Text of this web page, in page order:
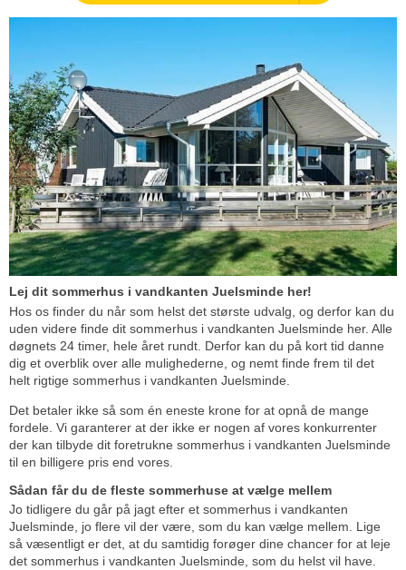
Lej dit sommerhus i vandkanten Juelsminde her!
Hos os finder du når som helst det største udvalg, og derfor kan du
uden videre finde dit sommerhus i vandkanten Juelsminde her. Alle
døgnets 24 timer, hele året rundt. Derfor kan du på kort tid danne
dig et overblik over alle mulighederne, og nemt finde frem til det
helt rigtige sommerhus i vandkanten Juelsminde.
Det betaler ikke så som én eneste krone for at opnå de mange
fordele. Vi garanterer at der ikke er nogen af vores konkurrenter
der kan tilbyde dit foretrukne sommerhus i vandkanten Juelsminde
til en billigere pris end vores.
Sådan får du de fleste sommerhuse at vælge mellem
Jo tidligere du går på jagt efter et sommerhus i vandkanten
Juelsminde, jo flere vil der være, som du kan vælge mellem. Lige
så væsentligt er det, at du samtidig forøger dine chancer for at leje
det sommerhus i vandkanten Juelsminde, som du helst vil have.